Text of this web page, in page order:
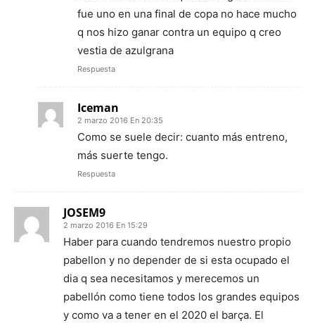
fue uno en una final de copa no hace mucho
q nos hizo ganar contra un equipo q creo
vestia de azulgrana
Respuesta
Iceman
2 marzo 2016 En 20:35
Como se suele decir: cuanto más entreno,
más suerte tengo.
Respuesta
JOSEM9
2 marzo 2016 En 15:29
Haber para cuando tendremos nuestro propio
pabellon y no depender de si esta ocupado el
dia q sea necesitamos y merecemos un
pabellón como tiene todos los grandes equipos
y como va a tener en el 2020 el barça. El